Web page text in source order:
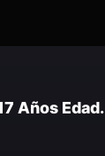
Años Edad.